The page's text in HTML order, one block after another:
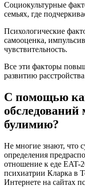
Социокультурные
семьях, где
Психологические
самооценка,
чувствительность.
Все эти факторы
развитию
С помощью
обследований
булимию?
Не многие знают, что
определения
отношение к еде EAT-
психиатрии Кларка в
Интернете на сайтах